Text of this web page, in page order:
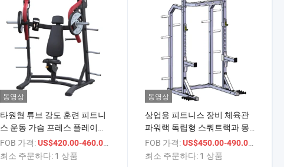
동영상
타원형 튜브 강도 훈련 피트니
스 운동 가슴 프레스 플레이트
장착 기계 체육관
FOB 가격: US$420.00-460.00
최소 주문하다: 1 상품
동영상
상업용 피트니스 장비 체육관
파워랙 독립형 스쿼트랙과 몽
키 리그
FOB 가격: US$450.00-490.00
최소 주문하다: 1 상품